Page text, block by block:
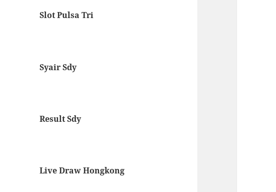
Slot Pulsa Tri
Syair Sdy
Result Sdy
Live Draw Hongkong